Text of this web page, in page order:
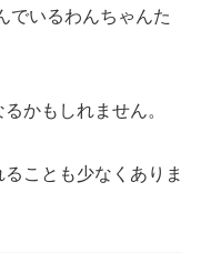
でいるわんちゃんた
かもしれません。
ことも少なくありま